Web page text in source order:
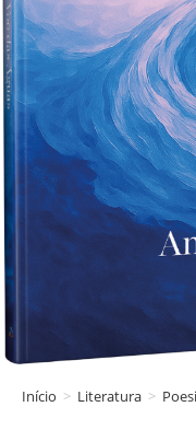
Início > Literatura >